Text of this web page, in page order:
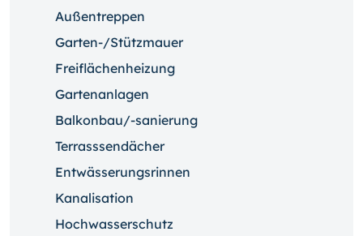
Außentreppen
Garten-/Stützmauer
Freiflächenheizung
Gartenanlagen
Balkonbau/-sanierung
Terrasssendächer
Entwässerungsrinnen
Kanalisation
Hochwasserschutz